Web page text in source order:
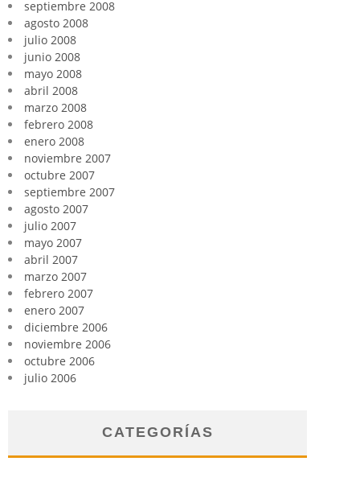
septiembre 2008
agosto 2008
julio 2008
junio 2008
mayo 2008
abril 2008
marzo 2008
febrero 2008
enero 2008
noviembre 2007
octubre 2007
septiembre 2007
agosto 2007
julio 2007
mayo 2007
abril 2007
marzo 2007
febrero 2007
enero 2007
diciembre 2006
noviembre 2006
octubre 2006
julio 2006
CATEGORÍAS